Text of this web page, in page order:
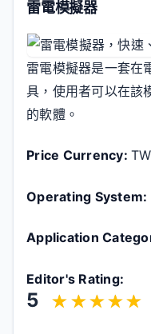
雷電模擬器
雷電模擬器是一套在
具，使用者可以在該
的軟體。
Price Currency:
Operating System:
Application
Editor's Rating:
5